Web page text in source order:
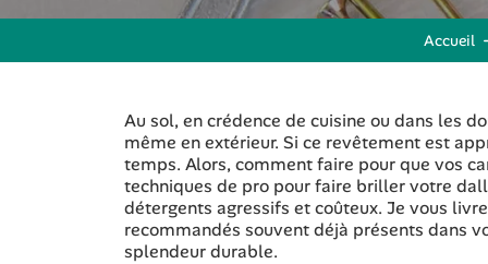
Accueil
Au sol, en crédence de cuisine ou dans les
même en extérieur. Si ce revêtement est
temps. Alors, comment faire pour que vos
techniques de pro pour faire briller votre
détergents agressifs et coûteux. Je vous
recommandés souvent déjà présents dans
splendeur durable.